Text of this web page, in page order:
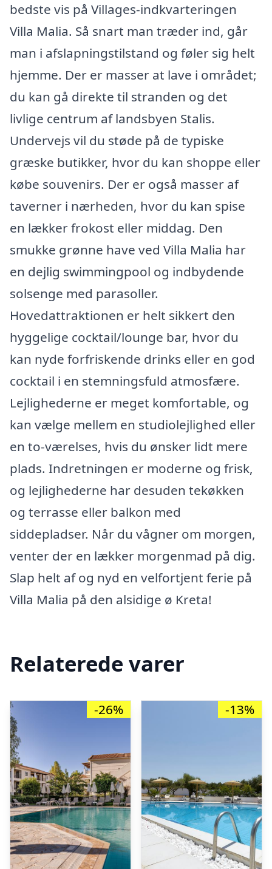
bedste vis på Villages-indkvarteringen
Villa Malia. Så snart man træder ind, går
man i afslapningstilstand og føler sig helt
hjemme. Der er masser at lave i området;
du kan gå direkte til stranden og det
livlige centrum af landsbyen Stalis.
Undervejs vil du støde på de typiske
græske butikker, hvor du kan shoppe eller
købe souvenirs. Der er også masser af
taverner i nærheden, hvor du kan spise
en lækker frokost eller middag. Den
smukke grønne have ved Villa Malia har
en dejlig swimmingpool og indbydende
solsenge med parasoller.
Hovedattraktionen er helt sikkert den
hyggelige cocktail/lounge bar, hvor du
kan nyde forfriskende drinks eller en god
cocktail i en stemningsfuld atmosfære.
Lejlighederne er meget komfortable, og
kan vælge mellem en studiolejlighed eller
en to-værelses, hvis du ønsker lidt mere
plads. Indretningen er moderne og frisk,
og lejlighederne har desuden tekøkken
og terrasse eller balkon med
siddepladser. Når du vågner om morgen,
venter der en lækker morgenmad på dig.
Slap helt af og nyd en velfortjent ferie på
Villa Malia på den alsidige ø Kreta!
Relaterede varer
-26% -13%